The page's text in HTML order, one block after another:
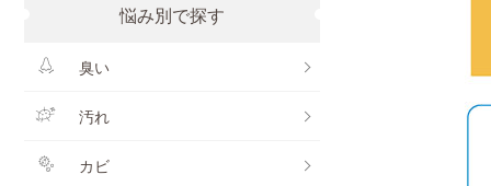
悩み別で探す
臭い
汚れ
カビ